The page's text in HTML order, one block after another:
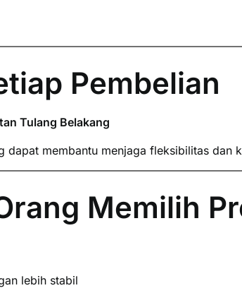
Pembelian
Tulang Belakang
dapat membantu menjaga fleksibilitas dan
Memilih
lebih stabil